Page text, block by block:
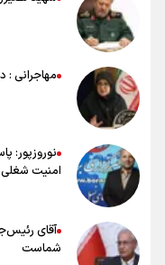
ملی‌پوشان نباید از خودشان
خلعتبری: جای دو سه نفر در
نسل دارد/ دوست دارم
شاهرخی: اندازه
سرنوشت صعود را به
عالمی: جام جهانی از مرحله
نقد وجود دارد
مهاجرانی :
نوروزپور:
امنیت
آقای
شماست